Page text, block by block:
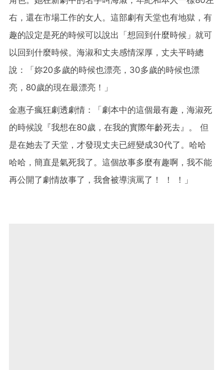
右，還在市場工作的女人。這部劇有天堂也有地獄，有
趣的設定是死的時候可以說出「想回到什麼時候」就可
以回到什麼時候。海淑和丈夫感情深厚，丈夫平時總
說：「妳20多歲的時候也漂亮，30多歲的時候也漂
亮，80歲的現在最漂亮！」
金惠子瘋狂劇透劇情：「劇本中的這個最有趣，海淑死
的時候說『我想在80歲，在我的實際年齡死去』。 但
是在她去了天堂，才發現丈夫已經變成30代了。哈哈
哈哈，簡直是氣死我了。這個故事多麼有趣啊，我不能
再公開了劇情故事了，我會被導演罵了！ ！ ！」